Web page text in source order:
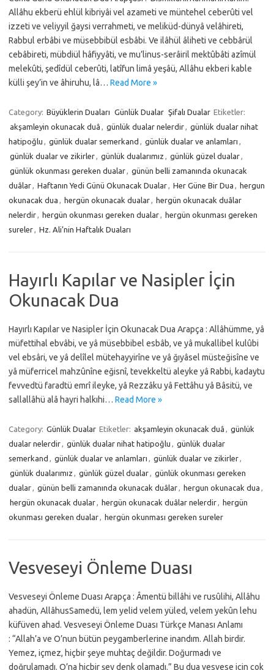
Allâhu ekberü ehlül kibriyâi vel azameti ve müntehel ceberûti vel
izzeti ve veliyyil ğaysi verrahmeti, ve meliküd-dünyâ velâhireti,
Rabbul erbâbi ve müsebbibül esbâbi. Ve ilâhül âliheti ve cebbârül
cebâbireti, mübdiül hâfiyyâti, ve mu’linus-serâiril mektûbâti azîmül
melekûti, şedîdül ceberûti, latîfun limâ yeşâü, Allâhu ekberi kable
külli şey’in ve âhiruhu, lâ… Read More »
Category: Büyüklerin Duaları Günlük Dualar Şifalı Dualar Etiketler:
akşamleyin okunacak duâ , günlük dualar nelerdir, günlük dualar nihat
hatipoğlu , günlük dualar semerkand , günlük dualar ve anlamları ,
günlük dualar ve zikirler, günlük dualarımız , günlük güzel dualar,
günlük okunması gereken dualar, günün belli zamanında okunacak
duâlar, Haftanın Yedi Günü Okunacak Dualar, Her Güne Bir Dua , hergun
okunacak dua , hergün okunacak dualar, hergün okunacak duâlar
nelerdir, hergün okunması gereken dualar, hergün okunması gereken
sureler, Hz. Ali’nin Haftalık Duaları
Hayırlı Kapılar ve Nasipler İçin
Okunacak Dua
Hayırlı Kapılar ve Nasipler İçin Okunacak Dua Arapça : Allâhümme, yâ
müfettihal ebvâbi, ve yâ müsebbibel esbâb, ve yâ mukallibel kulûbi
vel ebsâri, ve yâ delîlel mütehayyirîne ve yâ ğıyâsel müsteğisîne ve
yâ müferricel mahzûnîne eğisnî, tevekkeltü aleyke yâ Rabbi, kadaytu
fevvedtü faradtü emrî ileyke, yâ Rezzâku yâ Fettâhu yâ Bâsitü, ve
sallallâhü alâ hayri halkıhi… Read More »
Category: Günlük Dualar Etiketler: akşamleyin okunacak duâ , günlük
dualar nelerdir, günlük dualar nihat hatipoğlu , günlük dualar
semerkand , günlük dualar ve anlamları , günlük dualar ve zikirler,
günlük dualarımız , günlük güzel dualar, günlük okunması gereken
dualar, günün belli zamanında okunacak duâlar, hergun okunacak dua ,
hergün okunacak dualar, hergün okunacak duâlar nelerdir, hergün
okunması gereken dualar, hergün okunması gereken sureler
Vesveseyi Önleme Duası
Vesveseyi Önleme Duası Arapça : Âmentü billâhi ve rusûlihi, Allâhu
ahadün, AllâhusSamedü, lem yelid velem yüled, velem yekûn lehu
küfüven ahad. Vesveseyi Önleme Duası Türkçe Manası Anlamı
: “Allah’a ve O’nun bütün peygamberlerine inandım. Allah birdir.
Yemez, içmez, hiçbir şeye muhtaç değildir. Doğurmadı ve
doğrulamadı. O’na hiçbir şey denk olamadı.” Bu dua vesvese için çok